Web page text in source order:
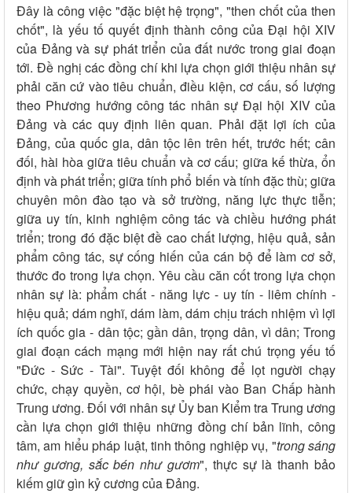
Đây là công việc "đặc biệt hệ trọng", "then chốt của then
chốt", là yếu tố quyết định thành công của Đại hội XIV
của Đảng và sự phát triển của đất nước trong giai đoạn
tới. Đề nghị các đồng chí khi lựa chọn giới thiệu nhân sự
phải căn cứ vào tiêu chuẩn, điều kiện, cơ cấu, số lượng
theo Phương hướng công tác nhân sự Đại hội XIV của
Đảng và các quy định liên quan. Phải đặt lợi ích của
Đảng, của quốc gia, dân tộc lên trên hết, trước hết; cân
đối, hài hòa giữa tiêu chuẩn và cơ cấu; giữa kế thừa, ổn
định và phát triển; giữa tính phổ biến và tính đặc thù; giữa
chuyên môn đào tạo và sở trường, năng lực thực tiễn;
giữa uy tín, kinh nghiệm công tác và chiều hướng phát
triển; trong đó đặc biệt đề cao chất lượng, hiệu quả, sản
phẩm công tác, sự cống hiến của cán bộ để làm cơ sở,
thước đo trong lựa chọn. Yêu cầu căn cốt trong lựa chọn
nhân sự là: phẩm chất - năng lực - uy tín - liêm chính -
hiệu quả; dám nghĩ, dám làm, dám chịu trách nhiệm vì lợi
ích quốc gia - dân tộc; gần dân, trọng dân, vì dân; Trong
giai đoạn cách mạng mới hiện nay rất chú trọng yếu tố
"Đức - Sức - Tài". Tuyệt đối không để lọt người chạy
chức, chạy quyền, cơ hội, bè phái vào Ban Chấp hành
Trung ương. Đối với nhân sự Ủy ban Kiểm tra Trung ương
cần lựa chọn giới thiệu những đồng chí bản lĩnh, công
tâm, am hiểu pháp luật, tinh thông nghiệp vụ, "trong sáng
như gương, sắc bén như gươm", thực sự là thanh bảo
kiếm giữ gìn kỷ cương của Đảng.